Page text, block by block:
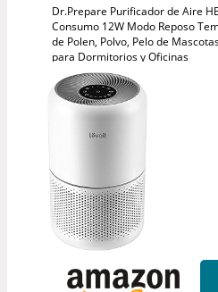
Dr.Prepare Purificador de Aire
Consumo 12W Modo Reposo
de Polen, Polvo, Pelo de
para Dormitorios y Oficinas